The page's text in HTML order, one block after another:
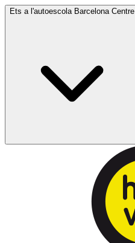
Ets a l'autoescola Barcelona Centre